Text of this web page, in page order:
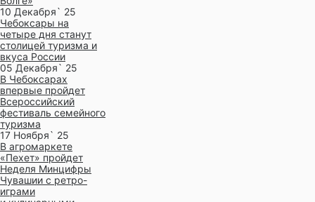
10 Декабря` 25
Чебоксары на
четыре дня станут
столицей туризма и
вкуса России
05 Декабря` 25
В Чебоксарах
впервые пройдет
Всероссийский
фестиваль семейного
туризма
17 Ноября` 25
В агромаркете
«Пехет» пройдет
Неделя Минцифры
Чувашии с ретро-
играми